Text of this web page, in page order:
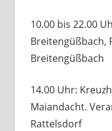
10.00 bis 22.00
Breitengüßbach,
Breitengüßbach
14.00 Uhr:
Maiandacht.
Rattelsdorf